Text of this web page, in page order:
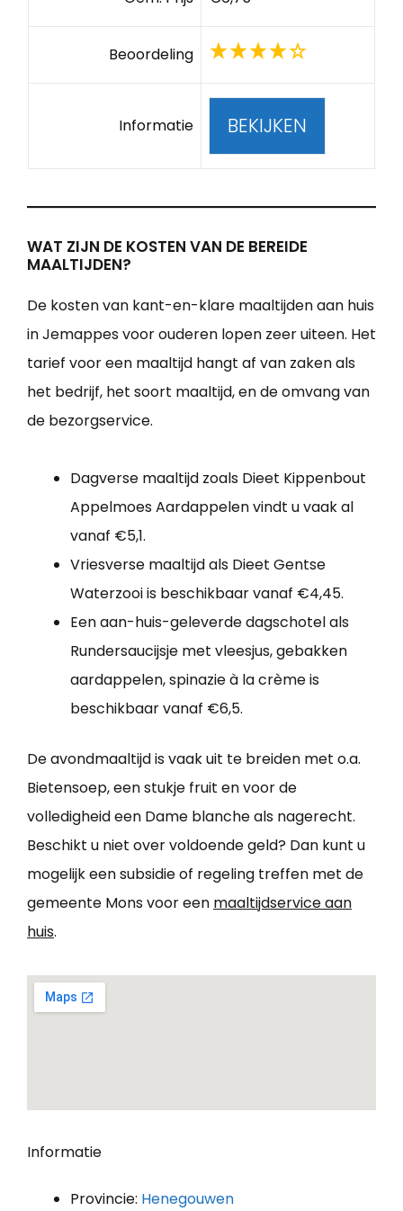
Beoordeling
Informatie BEKIJKEN
WAT ZIJN DE KOSTEN VAN DE BEREIDE
MAALTIJDEN?
De kosten van kant-en-klare maaltijden aan huis
in Jemappes voor ouderen lopen zeer uiteen. Het
tarief voor een maaltijd hangt af van zaken als
het bedrijf, het soort maaltijd, en de omvang van
de bezorgservice.
Dagverse maaltijd zoals Dieet Kippenbout
Appelmoes Aardappelen vindt u vaak al
vanaf €5,1.
Vriesverse maaltijd als Dieet Gentse
Waterzooi is beschikbaar vanaf €4,45.
Een aan-huis-geleverde dagschotel als
Rundersaucijsje met vleesjus, gebakken
aardappelen, spinazie à la crème is
beschikbaar vanaf €6,5.
De avondmaaltijd is vaak uit te breiden met o.a.
Bietensoep, een stukje fruit en voor de
volledigheid een Dame blanche als nagerecht.
Beschikt u niet over voldoende geld? Dan kunt u
mogelijk een subsidie of regeling treffen met de
gemeente Mons voor een maaltijdservice aan
huis.
Informatie
Provincie: Henegouwen